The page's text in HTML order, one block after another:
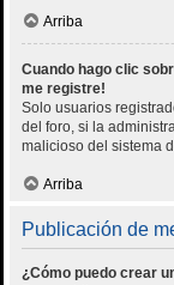
Arriba
Cuando hago clic
me registre!
Solo usuarios
del foro, si la
malicioso del sistema
Arriba
Publicación de
¿Cómo puedo crear